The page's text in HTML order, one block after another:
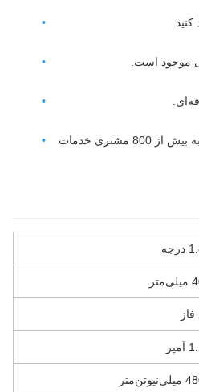
موجود است.
12 سال در چین تأسیس شده و به بیش از 800 مشتری خدمات